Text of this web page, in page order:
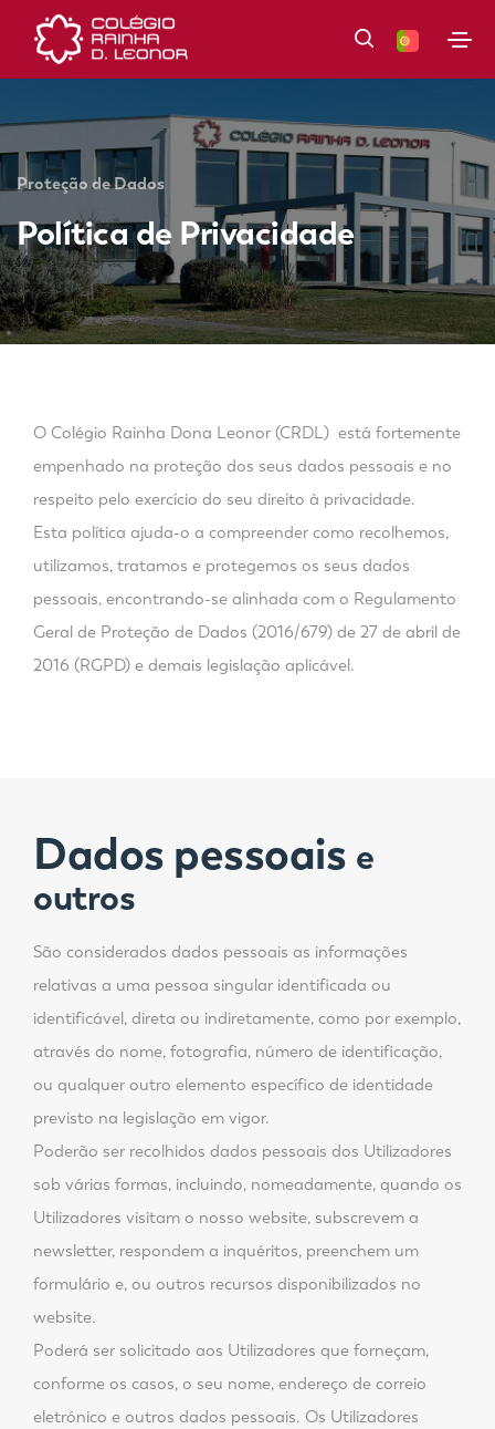
Proteção de Dados
Política de Privacidade
O Colégio Rainha Dona Leonor (CRDL) está fortemente
empenhado na proteção dos seus dados pessoais e no
respeito pelo exercício do seu direito à privacidade.
Esta política ajuda-o a compreender como recolhemos,
utilizamos, tratamos e protegemos os seus dados
pessoais, encontrando-se alinhada com o Regulamento
Geral de Proteção de Dados (2016/679) de 27 de abril de
2016 (RGPD) e demais legislação aplicável.
Dados pessoais e
outros
São considerados dados pessoais as informações
relativas a uma pessoa singular identificada ou
identificável, direta ou indiretamente, como por exemplo,
através do nome, fotografia, número de identificação,
ou qualquer outro elemento específico de identidade
previsto na legislação em vigor.
Poderão ser recolhidos dados pessoais dos Utilizadores
sob várias formas, incluindo, nomeadamente, quando os
Utilizadores visitam o nosso website, subscrevem a
newsletter, respondem a inquéritos, preenchem um
formulário e, ou outros recursos disponibilizados no
website.
Poderá ser solicitado aos Utilizadores que forneçam,
conforme os casos, o seu nome, endereço de correio
eletrónico e outros dados pessoais. Os Utilizadores